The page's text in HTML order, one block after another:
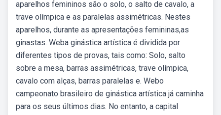
aparelhos femininos são o solo, o salto de cavalo, a
trave olímpica e as paralelas assimétricas. Nestes
aparelhos, durante as apresentações femininas,as
ginastas. Weba ginástica artística é dividida por
diferentes tipos de provas, tais como: Solo, salto
sobre a mesa, barras assimétricas, trave olímpica,
cavalo com alças, barras paralelas e. Webo
campeonato brasileiro de ginástica artística já caminha
para os seus últimos dias. No entanto, a capital